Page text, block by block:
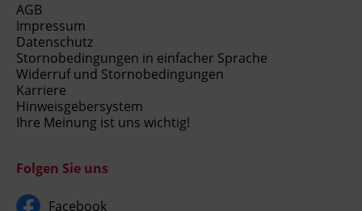
AGB
Impressum
Datenschutz
Stornobedingungen in einfacher Sprache
Widerruf und Stornobedingungen
Karriere
Hinweisgebersystem
Ihre Meinung ist uns wichtig!
Folgen Sie uns
Facebook